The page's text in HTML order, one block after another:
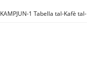
KAMPJUN-1 Tabella tal-Kafè tal-